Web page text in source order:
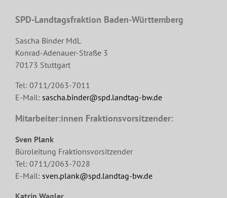
SPD-Landtagsfraktion Baden-Württemberg
Sascha Binder MdL
Konrad-Adenauer-Straße 3
70173 Stuttgart
Tel: 0711/2063-7011
E-Mail: sascha.binder@spd.landtag-bw.de
Mitarbeiter:innen Fraktionsvorsitzender:
Sven Plank
Büroleitung Fraktionsvorsitzender
Tel: 0711/2063-7028
E-Mail: sven.plank@spd.landtag-bw.de
Katrin Wagler